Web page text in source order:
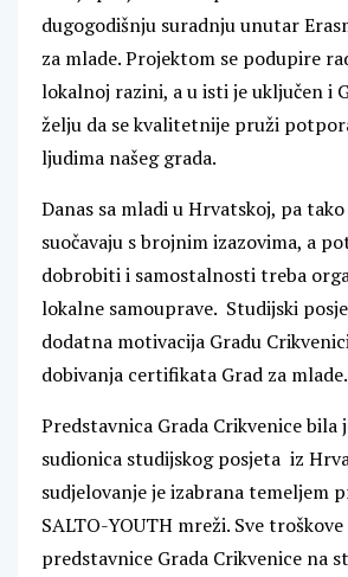
dugogodišnju suradnju unutar
za mlade. Projektom se podupire
lokalnoj razini, a u isti je uključen i
želju da se kvalitetnije pruži
ljudima našeg grada.
Danas sa mladi u Hrvatskoj, pa
suočavaju s brojnim izazovima, a
dobrobiti i samostalnosti treba
lokalne samouprave. Studijski
dodatna motivacija Gradu
dobivanja certifikata Grad za mlade.
Predstavnica Grada Crikvenice bila
sudionica studijskog posjeta iz
sudjelovanje je izabrana temeljem
SALTO-YOUTH mreži. Sve
predstavnice Grada Crikvenice na